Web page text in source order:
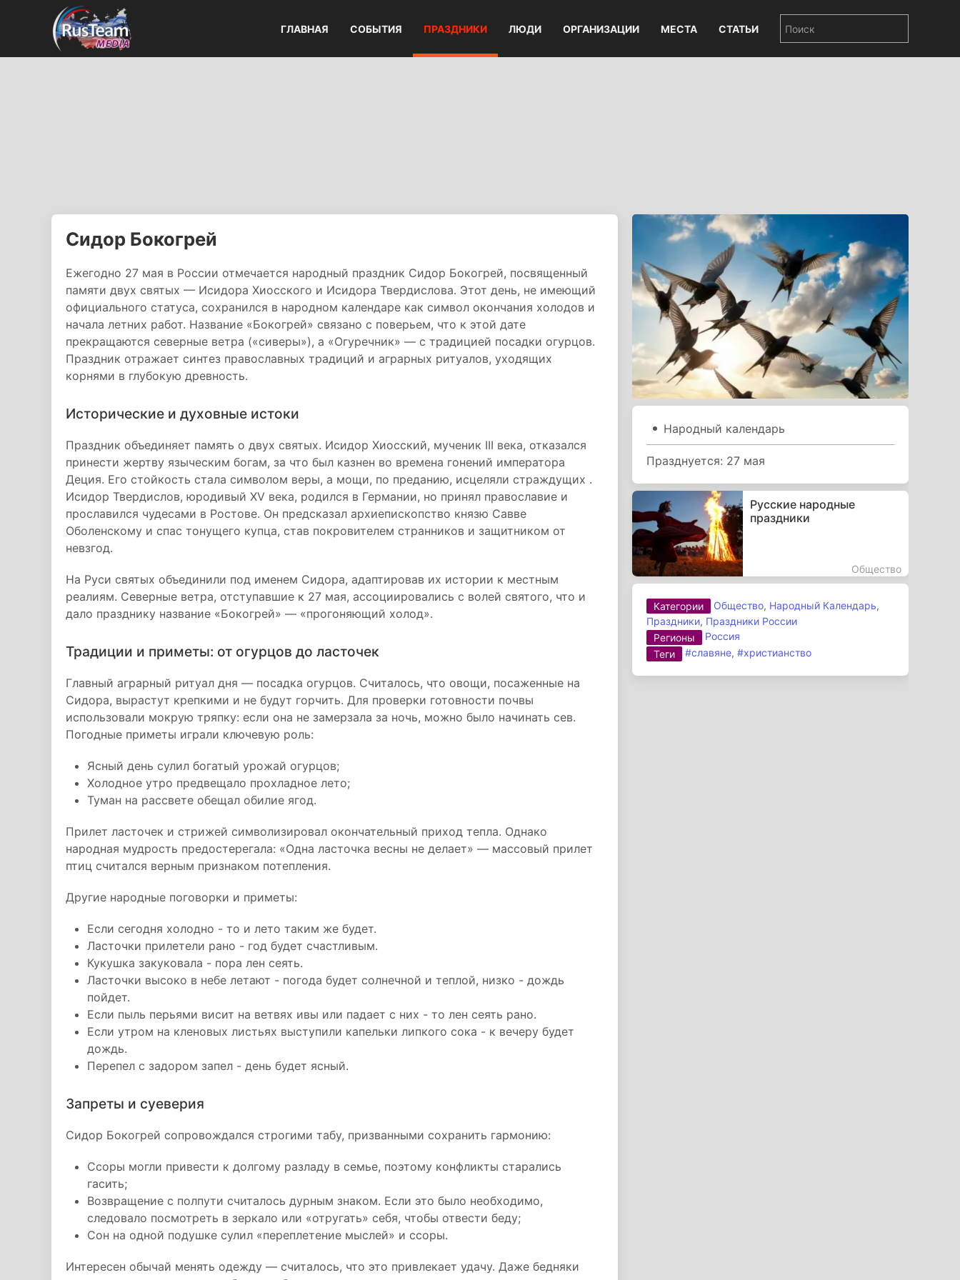
ГЛАВНАЯ СОБЫТИЯ ПРАЗДНИКИ ЛЮДИ ОРГАНИЗАЦИИ МЕСТА СТАТЬИ
Сидор Бокогрей
Ежегодно 27 мая в России отмечается народный праздник Сидор Бокогрей, посвященный
памяти двух святых — Исидора Хиосского и Исидора Твердислова. Этот день, не имеющий
официального статуса, сохранился в народном календаре как символ окончания холодов и
начала летних работ. Название «Бокогрей» связано с поверьем, что к этой дате
прекращаются северные ветра («сиверы»), а «Огуречник» — с традицией посадки огурцов.
Праздник отражает синтез православных традиций и аграрных ритуалов, уходящих
корнями в глубокую древность.
Исторические и духовные истоки
Праздник объединяет память о двух святых. Исидор Хиосский, мученик III века, отказался
принести жертву языческим богам, за что был казнен во времена гонений императора
Деция. Его стойкость стала символом веры, а мощи, по преданию, исцеляли страждущих .
Исидор Твердислов, юродивый XV века, родился в Германии, но принял православие и
прославился чудесами в Ростове. Он предсказал архиепископство князю Савве
Оболенскому и спас тонущего купца, став покровителем странников и защитником от
невзгод.
На Руси святых объединили под именем Сидора, адаптировав их истории к местным
реалиям. Северные ветра, отступавшие к 27 мая, ассоциировались с волей святого, что и
дало празднику название «Бокогрей» — «прогоняющий холод».
Традиции и приметы: от огурцов до ласточек
Главный аграрный ритуал дня — посадка огурцов. Считалось, что овощи, посаженные на
Сидора, вырастут крепкими и не будут горчить. Для проверки готовности почвы
использовали мокрую тряпку: если она не замерзала за ночь, можно было начинать сев.
Погодные приметы играли ключевую роль:
Ясный день сулил богатый урожай огурцов;
Холодное утро предвещало прохладное лето;
Туман на рассвете обещал обилие ягод.
Прилет ласточек и стрижей символизировал окончательный приход тепла. Однако
народная мудрость предостерегала: «Одна ласточка весны не делает» — массовый прилет
птиц считался верным признаком потепления.
Другие народные поговорки и приметы:
Если сегодня холодно - то и лето таким же будет.
Ласточки прилетели рано - год будет счастливым.
Кукушка закуковала - пора лен сеять.
Ласточки высоко в небе летают - погода будет солнечной и теплой, низко - дождь
пойдет.
Если пыль перьями висит на ветвях ивы или падает с них - то лен сеять рано.
Если утром на кленовых листьях выступили капельки липкого сока - к вечеру будет
дождь.
Перепел с задором запел - день будет ясный.
Запреты и суеверия
Сидор Бокогрей сопровождался строгими табу, призванными сохранить гармонию:
Ссоры могли привести к долгому разладу в семье, поэтому конфликты старались
гасить;
Возвращение с полпути считалось дурным знаком. Если это было необходимо,
следовало посмотреть в зеркало или «отругать» себя, чтобы отвести беду;
Сон на одной подушке сулил «переплетение мыслей» и ссоры.
Интересен обычай менять одежду — считалось, что это привлекает удачу. Даже бедняки
Народный календарь
Празднуется: 27 мая
Русские народные
праздники
Общество
Категории Общество, Народный Календарь,
Праздники, Праздники России
Регионы
Россия
Теги
#славяне,#христианство